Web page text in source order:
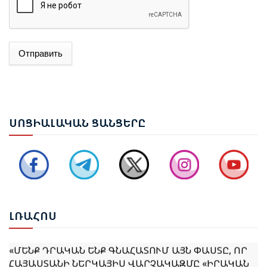
Отправить
ՍՈՑԻԱԼԱԿԱՆ ՑԱՆՑԵՐԸ
ԼՌԱՀՈՍ
ԱԴՐԲԵՋԱՆԻ ԱԳ ՆԱԽԱՐԱՐ ՋԵՅՀՈՒՆ ԲԱՅՐԱՄՈՎԸ
ՎԵՐԱԿԱՆԳՆՄԱՆ ՀԱՐՑԵՐՈՎ ՀԱՅԱՍՏԱՆ-ԹՈՒՐՔԻԱ
ՀԱՅԱՍՏԱՆԻ ՆԵՐԿԱՅԻՍ ՎԱՐՉԱԿԱԶՄԸ «ԻՐԱԿԱՆ